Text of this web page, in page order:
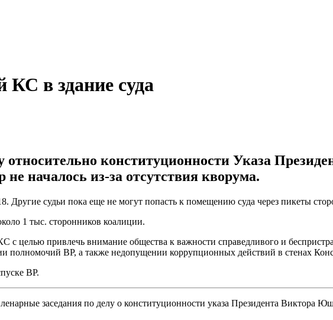
в здание суда
относительно конституционности Указа
началось из-за отсутствия кворума.
Другие судьи пока еще не могут попасть к помещению суда через пикеты
1 тыс. сторонников коалиции.
привлечь внимание общества к важности справедливого и
полномочий ВР, а также недопущении коррупционных действий в стенах
ВР.
заседания по делу о конституционности указа Президента Виктора